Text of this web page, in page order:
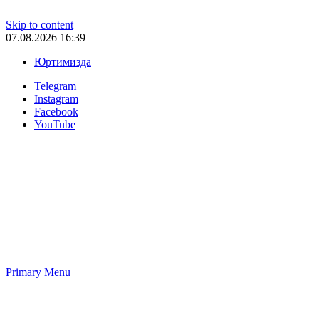
Skip to content
07.08.2026 16:39
Юртимизда
Telegram
Instagram
Facebook
YouTube
Primary Menu